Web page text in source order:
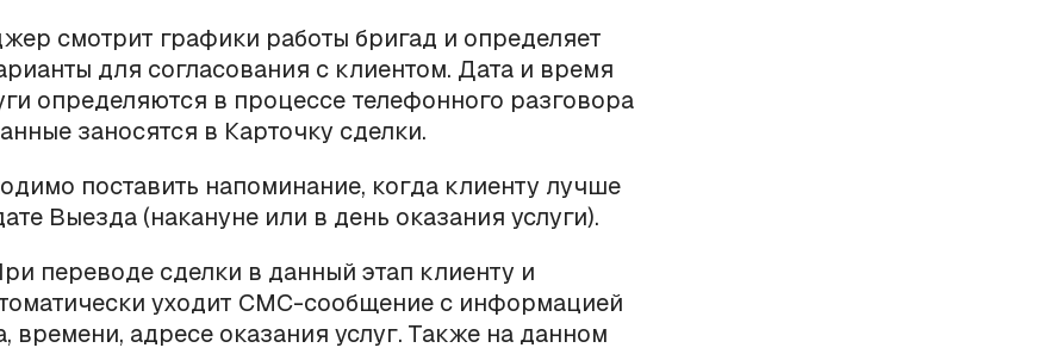
смотрит графики работы бригад и определяет
для согласования с клиентом. Дата и время
определяются в процессе телефонного разговора
заносятся в Карточку сделки.
поставить напоминание, когда клиенту лучше
Выезда (накануне или в день оказания услуги).
переводе сделки в данный этап клиенту и
уходит СМС-сообщение с информацией
времени, адресе оказания услуг. Также на данном